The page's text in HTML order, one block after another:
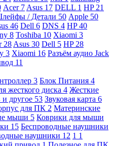
Acer 7 Asus 17 DELL 1 HP 21
/ Детали 50 Apple 50
46 Dell 6 DNS 4 HP40
8 Toshiba 10 Xiaomi 3
28 Asus 30 Dell 5 HP 28
3 Xiaomi 16 Разъём аудио Jack
11
3 Блок Питания 4
жесткого диска 4 Жесткие
и другое 53 Звуковая карта 6
для ПК 2 Материнские
мыши 5 Коврики для мыши
15 Беспроводные наушники
наушники 12 1 1